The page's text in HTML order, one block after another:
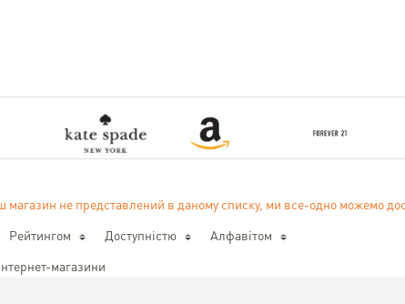
магазин не представлений в даному списку, ми все-одно можемо
Рейтингом Доступністю Алфавітом
магазини